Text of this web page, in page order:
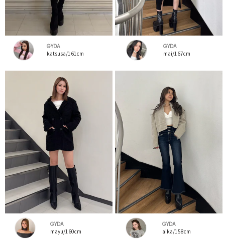
GYDA
katsusa/161cm
GYDA
mai/167cm
GYDA
mayu/160cm
GYDA
aika/158cm